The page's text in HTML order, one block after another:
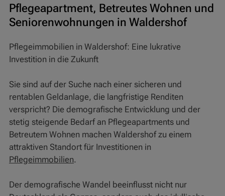
Pflegeapartment, Betreutes Wohnen und
Seniorenwohnungen in Waldershof
Pflegeimmobilien in Waldershof: Eine lukrative
Investition in die Zukunft
Sie sind auf der Suche nach einer sicheren und
rentablen Geldanlage, die langfristige Renditen
verspricht? Die demografische Entwicklung und der
stetig steigende Bedarf an Pflegeapartments und
Betreutem Wohnen machen Waldershof zu einem
attraktiven Standort für Investitionen in
Pflegeimmobilien.
Der demografische Wandel beeinflusst nicht nur